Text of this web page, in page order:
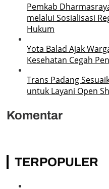
Pemkab
melalui Sosialisasi
Hukum
Yota Balad Ajak
Kesehatan Cegah
Trans Padang
untuk Layani Open
Komentar
TERPOPULER